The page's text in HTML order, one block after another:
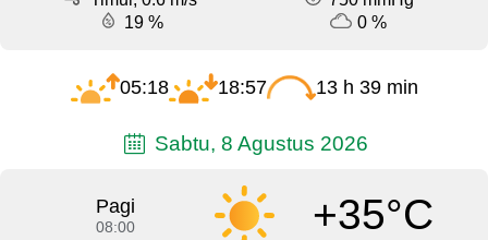
19 %
0 %
05:18 18:57 13 h 39 min
Sabtu, 8 Agustus 2026
Pagi
08:00 +35°C